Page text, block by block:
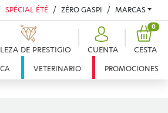
SPÉCIAL ÉTÉ ZÉRO GASPI MARCAS
DE PRESTIGIO CUENTA CESTA
0
VETERINARIO PROMOCIONES